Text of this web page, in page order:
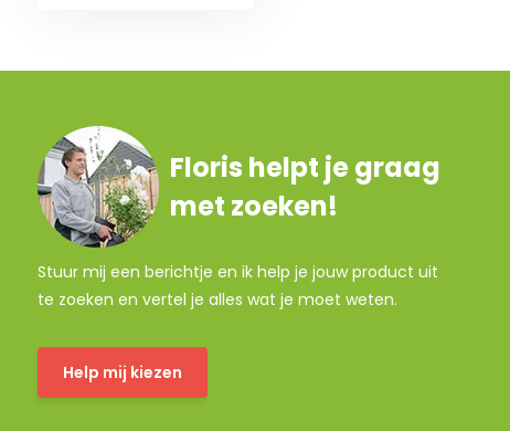
Floris helpt je graag
met zoeken!
Stuur mij een berichtje en ik help je jouw product uit
te zoeken en vertel je alles wat je moet weten.
Help mij kiezen